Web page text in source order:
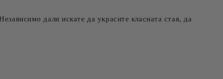
дали искате да украсите класната стая, да